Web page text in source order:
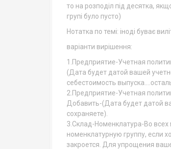
то на розподіл під десятка,
групі було пусто)
Нотатка по темі: іноді буває
варіанти вирішення:
1.Предприятие-Учетная
(Дата будет датой вашей
себестоимость
2.Предприятие-Учетная
Добавить-(Дата будет датой
сохраняете).
3.Склад-Номенклатура-Во всех
номенклатурную группу, если
закроется. Для упрощения